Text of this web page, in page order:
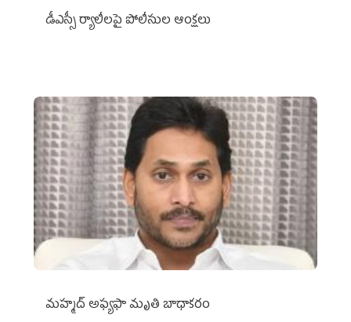
డీఎస్సీ ర్యాలీలపై పోలీసుల ఆంక్షలు
మహ్మద్‌ అఫ్యఫా మృతి బాధాకరం